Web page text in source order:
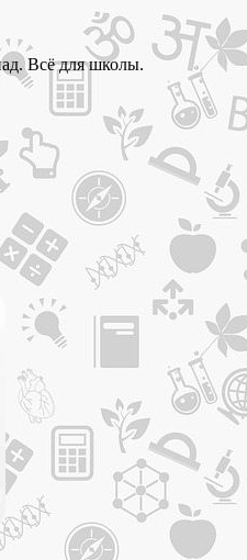
Всё для школы.